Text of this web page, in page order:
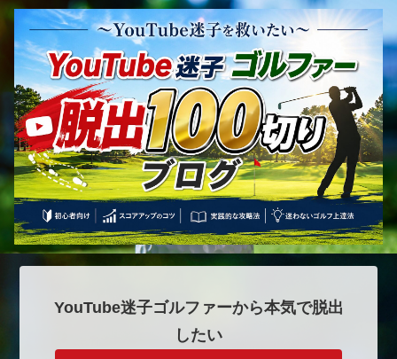
YouTube迷子ゴルファーから本気で脱出
したい